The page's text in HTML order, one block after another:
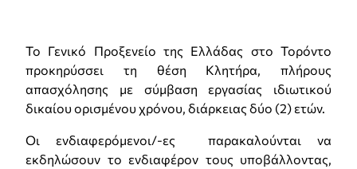
Το Γενικό Προξενείο της Ελλάδας στο Τορόντο
προκηρύσσει τη θέση Κλητήρα, πλήρους
απασχόλησης με σύμβαση εργασίας ιδιωτικού
δικαίου ορισμένου χρόνου, διάρκειας δύο (2) ετών.
Οι ενδιαφερόμενοι/-ες παρακαλούνται να
εκδηλώσουν το ενδιαφέρον τους υποβάλλοντας,